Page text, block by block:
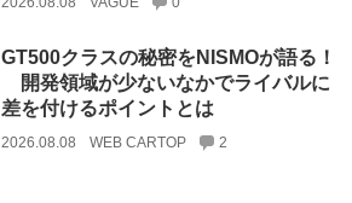
GT500クラスの秘密をNISMOが語る！
開発領域が少ないなかでライバルに
差を付けるポイントとは
2026.08.08 WEB CARTOP 2